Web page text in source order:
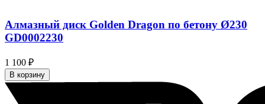
Алмазный диск Golden Dragon по бетону Ø230
GD0002230
1 100 ₽
В корзину